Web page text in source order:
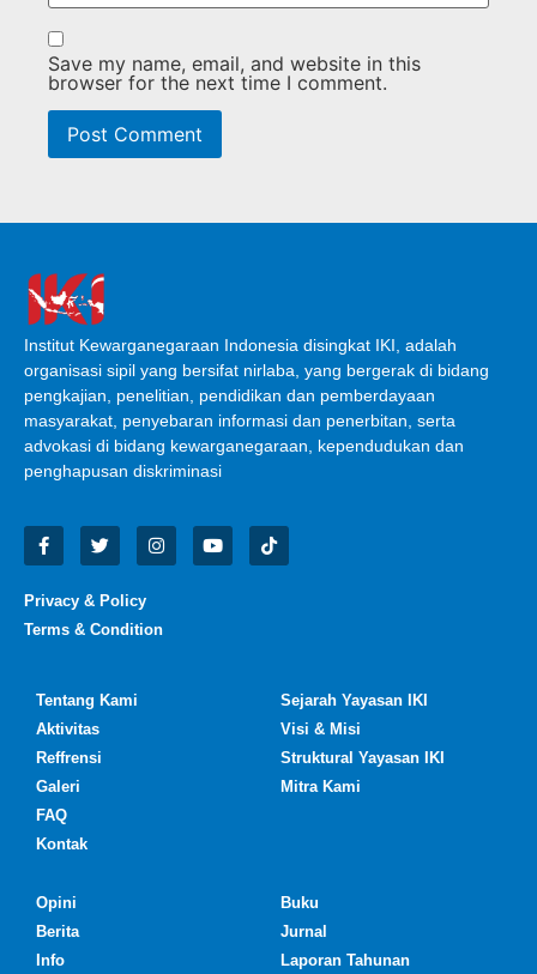
Save my name, email, and website in this
browser for the next time I comment.
Institut Kewarganegaraan Indonesia disingkat IKI, adalah
organisasi sipil yang bersifat nirlaba, yang bergerak di bidang
pengkajian, penelitian, pendidikan dan pemberdayaan
masyarakat, penyebaran informasi dan penerbitan, serta
advokasi di bidang kewarganegaraan, kependudukan dan
penghapusan diskriminasi
Privacy & Policy
Terms & Condition
Tentang Kami
Aktivitas
Reffrensi
Galeri
FAQ
Kontak
Sejarah Yayasan IKI
Visi & Misi
Struktural Yayasan IKI
Mitra Kami
Opini
Berita
Info
Buku
Jurnal
Laporan Tahunan